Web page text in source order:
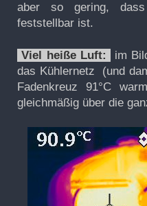
aber so gering,
feststellbar ist.
Viel heiße Luft:
im
das Kühlernetz (und
Fadenkreuz 91°C
gleichmäßig über die